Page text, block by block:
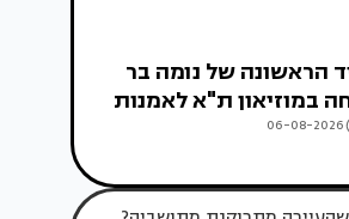
הראשונה של נומה בר
במוזיאון ת"א לאמנות
06-08-2026